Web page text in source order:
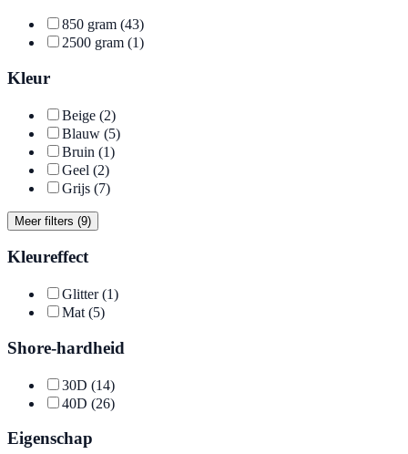
850 gram (43)
2500 gram (1)
Kleur
Beige (2)
Blauw (5)
Bruin (1)
Geel (2)
Grijs (7)
Meer filters (9)
Kleureffect
Glitter(1)
Mat (5)
Shore-hardheid
30D (14)
40D (26)
Eigenschap